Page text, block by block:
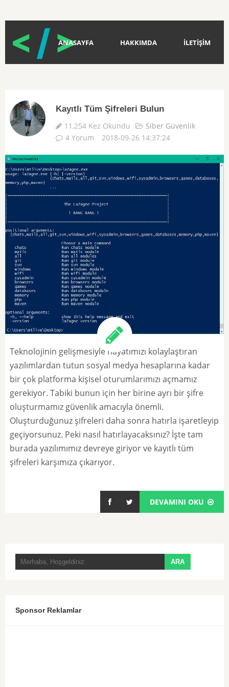
ANASAYFA HAKKIMDA İLETİŞİM
Kayıtlı Tüm Şifreleri Bulun
11,254 Kez Okundu
Siber Güvenlik
4 Yorum
2018-09-26 14:37:24
Teknolojinin gelişmesiyle hayatımızı kolaylaştıran
yazılımlardan tutun sosyal medya hesaplarına kadar
bir çok platforma kişisel oturumlarımızı açmamız
gerekiyor. Tabiki bunun için her birine ayrı bir şifre
oluşturmamız güvenlik amacıyla önemli.
Oluşturduğunuz şifreleri daha sonra hatırla işaretleyip
geçiyorsunuz. Peki nasıl hatırlayacaksınız? İşte tam
burada yazılımımız devreye giriyor ve kayıtlı tüm
şifreleri karşımıza çıkarıyor.
DEVAMINI OKU
Sponsor Reklamlar